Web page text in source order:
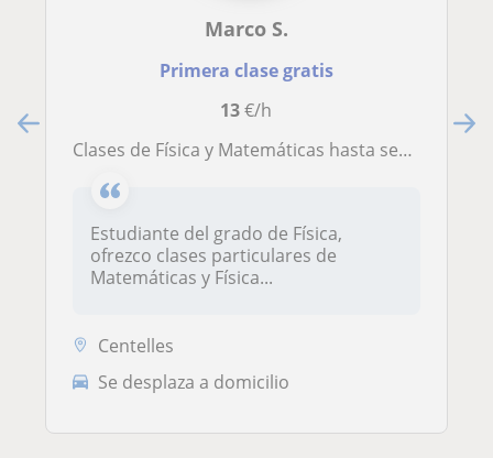
Marco S.
Primera clase gratis
13€/h
Clases de Física y Matemáticas hasta segundo de Bachillerato
Estudiante del grado de Física,
ofrezco clases particulares de
Matemáticas y Física...
Centelles
Se desplaza a domicilio